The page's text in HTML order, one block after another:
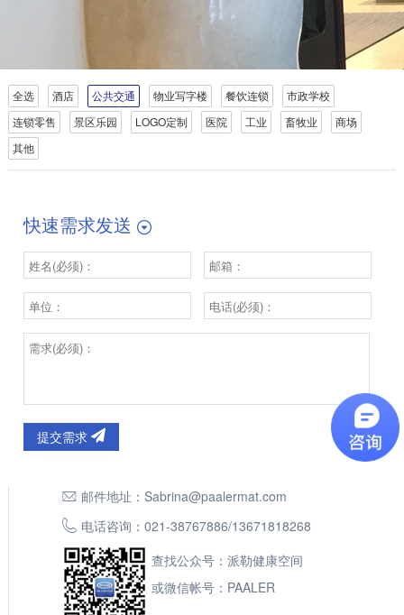
全选 酒店 公共交通 物业写字楼 餐饮连锁
市政学校
连锁零售
景区乐园 LOGO定制 医院 工业 畜牧业
商场
其他
快速需求发送
提交需求
邮件地址： Sabrina@paalermat.com
电话咨询： 021-38767886/13671818268
查找公众号：派勒健康空间
或微信帐号：PAALER